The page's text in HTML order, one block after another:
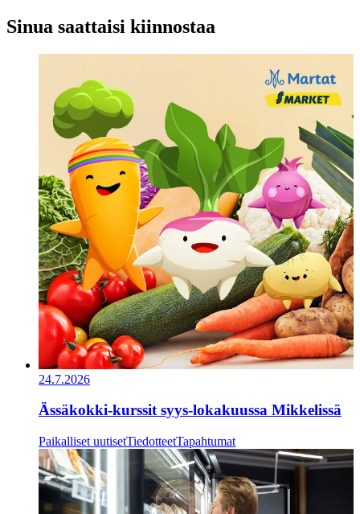
Sinua saattaisi kiinnostaa
24.7.2026
Ässäkokki-kurssit syys-lokakuussa Mikkelissä
Paikalliset uutisetTiedotteetTapahtumat